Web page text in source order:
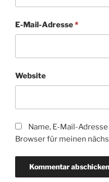
E-Mail-Adresse*
Website
Name, E-Mail-
Browser für meinen